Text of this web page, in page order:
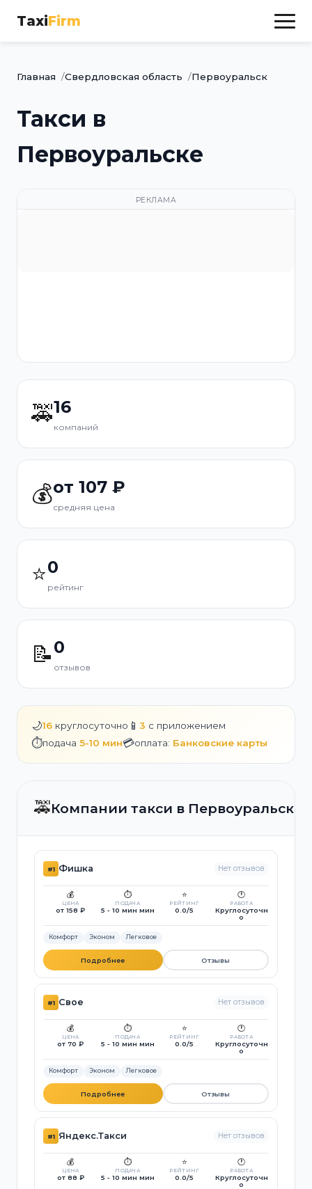
TaxiFirm
Главная Свердловская область Первоуральск
Такси в
Первоуральске
РЕКЛАМА
🚕16
компаний
💰от 107 ₽
средняя цена
⭐0
рейтинг
📝0
отзывов
🌙16 круглосуточно 📱 3 с приложением
⏱️подача 5-10 мин💳оплата: Банковские карты
🚕Компании такси в Первоуральске
#1 Фишка Нет отзывов
💰
ЦЕНА
от 158 ₽
⏱️
ПОДАЧА
5 - 10 мин мин
⭐
РЕЙТИНГ
0.0/5
🕐
РАБОТА
Круглосуточн
о
Комфорт Эконом Легковое
Подробнее Отзывы
#1 Свое Нет отзывов
💰
ЦЕНА
от 70 ₽
⏱️
ПОДАЧА
5 - 10 мин мин
⭐
РЕЙТИНГ
0.0/5
🕐
РАБОТА
Круглосуточн
о
Комфорт Эконом Легковое
Подробнее Отзывы
#1 Яндекс.Такси Нет отзывов
💰
ЦЕНА
от 88 ₽
⏱️
ПОДАЧА
5 - 10 мин мин
⭐
РЕЙТИНГ
0.0/5
🕐
РАБОТА
Круглосуточн
о